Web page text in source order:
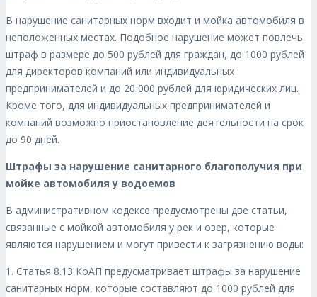
В нарушение санитарных норм входит и мойка автомобиля в
неположенных местах. Подобное нарушение может повлечь
штраф в размере до 500 рублей для граждан, до 1000 рублей
для директоров компаний или индивидуальных
предпринимателей и до 20 000 рублей для юридических лиц.
Кроме того, для индивидуальных предпринимателей и
компаний возможно приостановление деятельности на срок
до 90 дней.
Штрафы за нарушение санитарного благополучия при
мойке автомобиля у водоемов
В административном кодексе предусмотрены две статьи,
связанные с мойкой автомобиля у рек и озер, которые
являются нарушением и могут привести к загрязнению воды:
1. Статья 8.13 КоАП предусматривает штрафы за нарушение
санитарных норм, которые составляют до 1000 рублей для